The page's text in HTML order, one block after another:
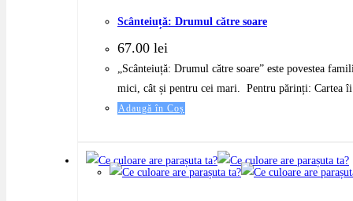
Scânteiuță: Drumul către soare
67.00 lei
„Scânteiuță: Drumul către soare” este povestea
mici, cât și pentru cei mari. Pentru părinți: Cartea
Adaugă în Coș